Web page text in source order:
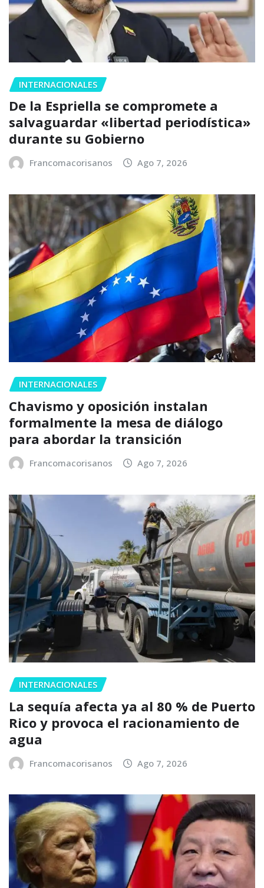
INTERNACIONALES
De la Espriella se compromete a
salvaguardar «libertad periodística»
durante su Gobierno
Francomacorisanos Ago 7, 2026
INTERNACIONALES
Chavismo y oposición instalan
formalmente la mesa de diálogo
para abordar la transición
Francomacorisanos Ago 7, 2026
INTERNACIONALES
La sequía afecta ya al 80 % de Puerto
Rico y provoca el racionamiento de
agua
Francomacorisanos Ago 7, 2026